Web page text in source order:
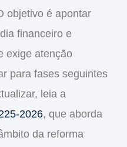
objetivo é apontar
financeiro e
exige atenção
para fases seguintes
leia a
2026, que aborda
da reforma